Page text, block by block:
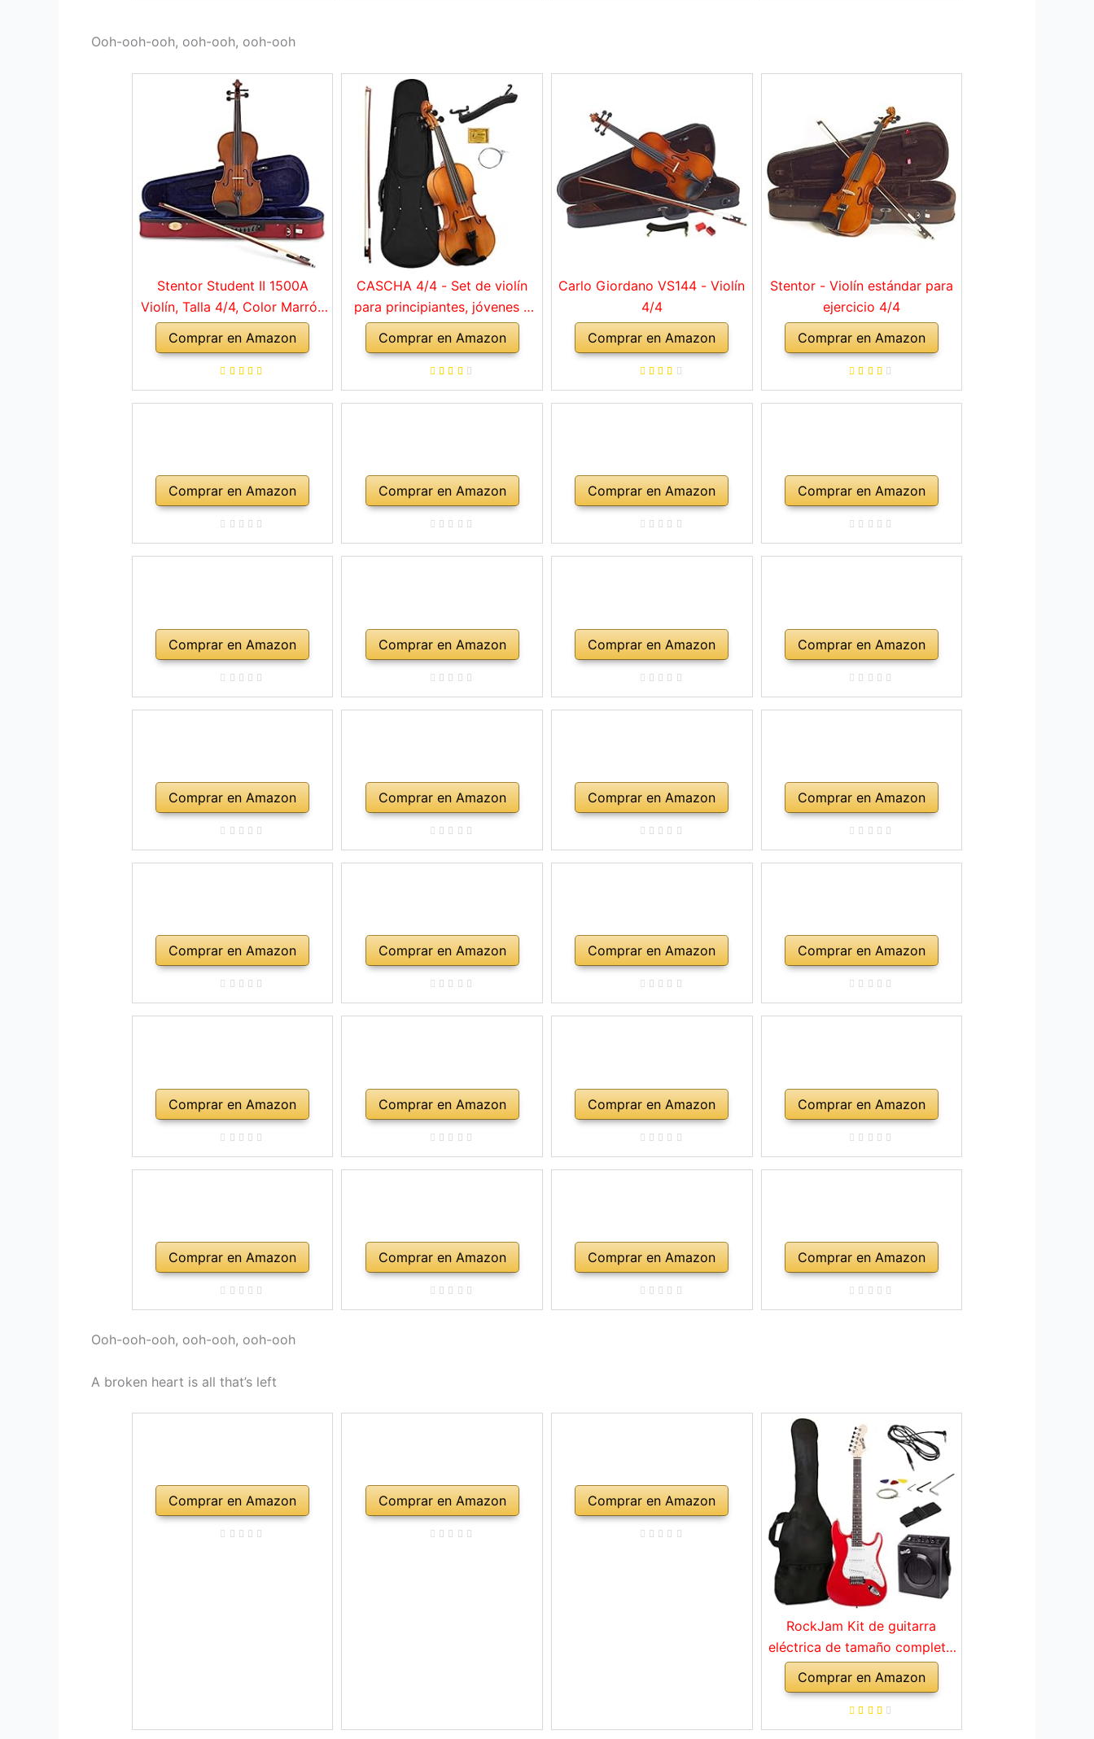
Ooh-ooh-ooh, ooh-ooh, ooh-ooh
Stentor Student II 1500A
Violín, Talla 4/4, Color Marrón
Rojo
Comprar en Amazon
CASCHA 4/4 - Set de violín
para principiantes, jóvenes y
adultos, violín macizo con
arco, colofonia, cuerdas de
repuesto, soporte para
hombro, maletín, abeto natural
Comprar en Amazon
Carlo Giordano VS144 - Violín
4/4
Comprar en Amazon
Stentor - Violín estándar para
ejercicio 4/4
Comprar en Amazon
Comprar en Amazon Comprar en Amazon Comprar en Amazon Comprar en Amazon
Comprar en Amazon Comprar en Amazon Comprar en Amazon Comprar en Amazon
Comprar en Amazon Comprar en Amazon Comprar en Amazon Comprar en Amazon
Comprar en Amazon Comprar en Amazon Comprar en Amazon Comprar en Amazon
Comprar en Amazon Comprar en Amazon Comprar en Amazon Comprar en Amazon
Comprar en Amazon Comprar en Amazon Comprar en Amazon Comprar en Amazon
Ooh-ooh-ooh, ooh-ooh, ooh-ooh
A broken heart is all that’s left
Comprar en Amazon Comprar en Amazon Comprar en Amazon
RockJam Kit de guitarra
eléctrica de tamaño completo
con amplificador de 10 vatios,
clases, correa, bolsa de
transporte, púas, golpe, plomo
y cuerdas de repuesto, color
Comprar en Amazon